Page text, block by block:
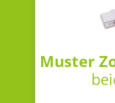
Muster